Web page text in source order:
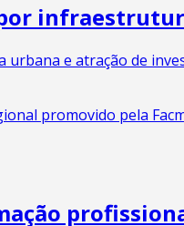
promovido pela